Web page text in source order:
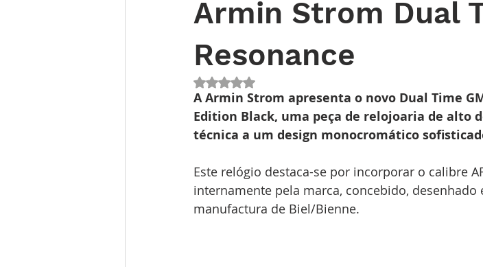
TEMPO FUTURO O Inventário
Armin Strom Dual
Resonance
Avaliado com NaN de 5 estrelas.
A Armin Strom apresenta o novo Dual Time
Edition Black, uma peça de relojoaria de alto
técnica a um design monocromático
Este relógio destaca-se por incorporar o calibre
internamente pela marca, concebido,
manufactura de Biel/Bienne.